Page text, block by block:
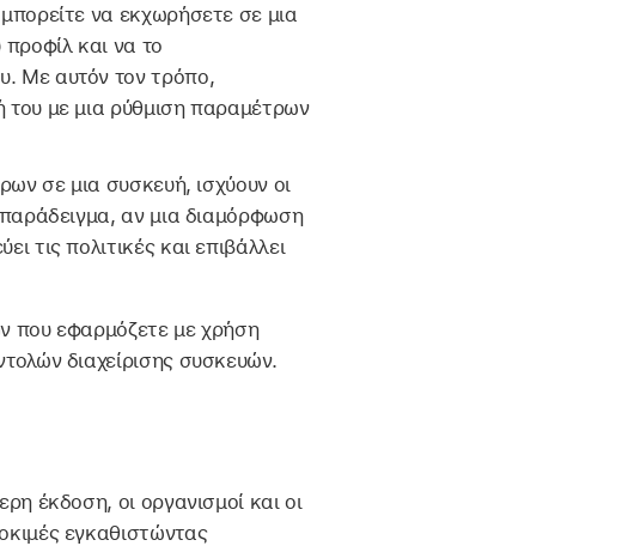
να εκχωρήσετε σε μια
και να το
Με αυτόν τον τρόπο,
του με μια ρύθμιση παραμέτρων
σε μια συσκευή, ισχύουν οι
αν μια διαμόρφωση
τις πολιτικές και επιβάλλει
που εφαρμόζετε με χρήση
διαχείρισης συσκευών.
έκδοση, οι οργανισμοί και οι
εγκαθιστώντας